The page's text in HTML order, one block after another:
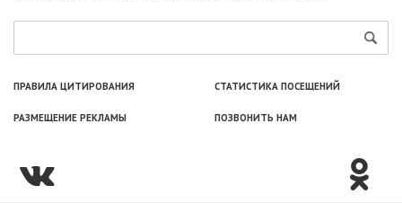
ПРАВИЛА ЦИТИРОВАНИЯ СТАТИСТИКА ПОСЕЩЕНИЙ
РАЗМЕЩЕНИЕ РЕКЛАМЫ ПОЗВОНИТЬ НАМ